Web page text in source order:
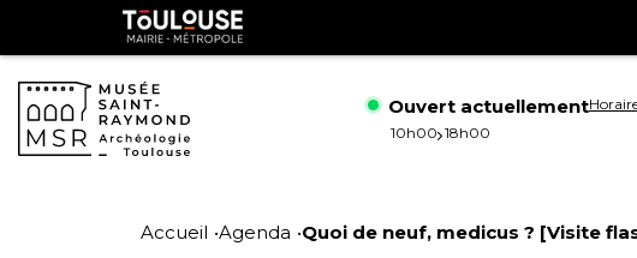
Gestion de vos préférences sur les cookies
à
Toulouse
métropole
Ouvert actuellement
10h00 18h00
Accueil Agenda Quoi de neuf, medicus ? [Visite